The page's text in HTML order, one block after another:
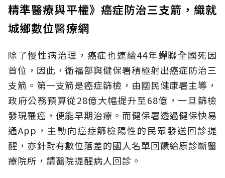
精準醫療與平權》癌症防治三支箭，織就
城鄉數位醫療網
除了慢性病治理，癌症也連續44年蟬聯全國死因
首位，因此，衛福部與健保署積極射出癌症防治三
支箭。第一支箭是癌症篩檢，由國民健康署主導，
政府公務預算從28億大幅提升至68億，一旦篩檢
發現罹癌，便能早期治療。而健保署透過健保快易
通App，主動向癌症篩檢陽性的民眾發送回診提
醒，亦針對有數位落差的國人名單回饋給原診斷醫
療院所，請醫院提醒病人回診。